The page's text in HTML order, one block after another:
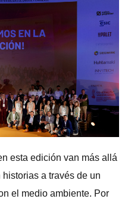
esta edición van más allá
a través de un
el medio ambiente. Por